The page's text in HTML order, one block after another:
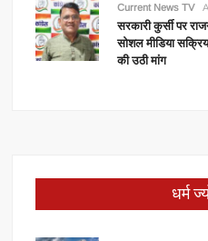
Current News TV
सरकारी कुर्सी पर
सोशल मीडिया
की उठी मांग
धर्म